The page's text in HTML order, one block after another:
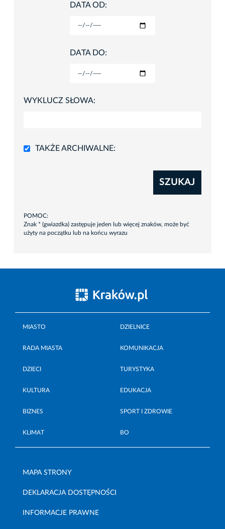
DATA OD:
DATA DO:
WYKLUCZ SŁOWA:
TAKŻE ARCHIWALNE:
SZUKAJ
POMOC:
Znak * (gwiazdka) zastępuje jeden lub więcej znaków, może być
użyty na początku lub na końcu wyrazu
MIASTO DZIELNICE
RADA MIASTA KOMUNIKACJA
DZIECI TURYSTYKA
KULTURA EDUKACJA
BIZNES SPORT I ZDROWIE
KLIMAT BO
MAPA STRONY
DEKLARACJA DOSTĘPNOŚCI
INFORMACJE PRAWNE